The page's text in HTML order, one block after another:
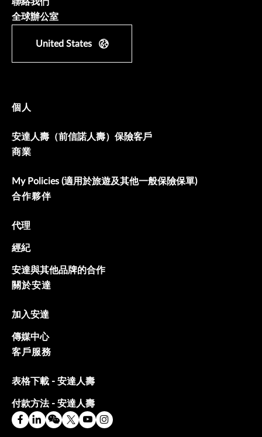
全球辦公室
United States
個人
安達人壽（前信諾人壽）保險客戶
商業
My Policies (適用於旅遊及其他一般保險保單)
合作夥伴
代理
經紀
安達與其他品牌的合作
關於安達
加入安達
傳媒中心
客戶服務
表格下載 - 安達人壽
付款方法 - 安達人壽